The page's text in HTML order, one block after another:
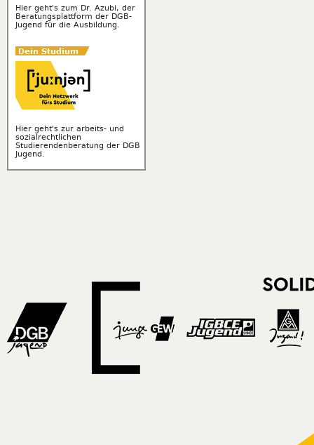
Hier geht's zum Dr. Azubi, der
Beratungsplattform der DGB-
Jugend für die Ausbildung.
Hier geht's zur arbeits- und
sozialrechtlichen
Studierendenberatung der DGB
Jugend.